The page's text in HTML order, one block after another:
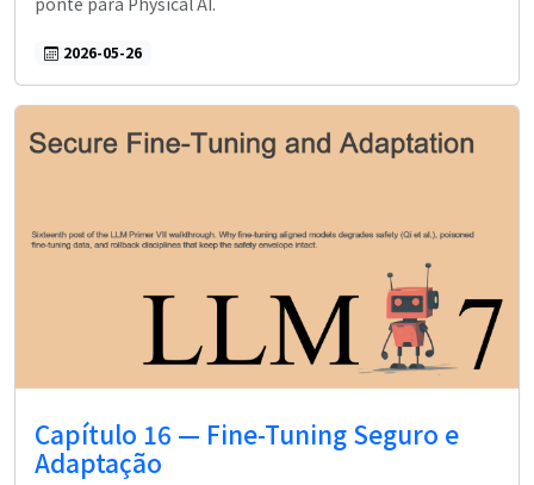
2026-05-26
Capítulo 16 — Fine-Tuning Seguro e
Adaptação